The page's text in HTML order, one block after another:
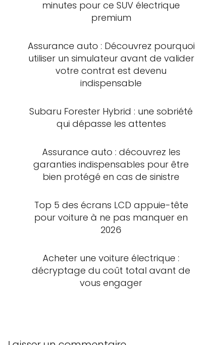
minutes pour ce SUV électrique
premium
Assurance auto : Découvrez pourquoi
utiliser un simulateur avant de valider
votre contrat est devenu
indispensable
Subaru Forester Hybrid : une sobriété
qui dépasse les attentes
Assurance auto : découvrez les
garanties indispensables pour être
bien protégé en cas de sinistre
Top 5 des écrans LCD appuie-tête
pour voiture à ne pas manquer en
2026
Acheter une voiture électrique :
décryptage du coût total avant de
vous engager